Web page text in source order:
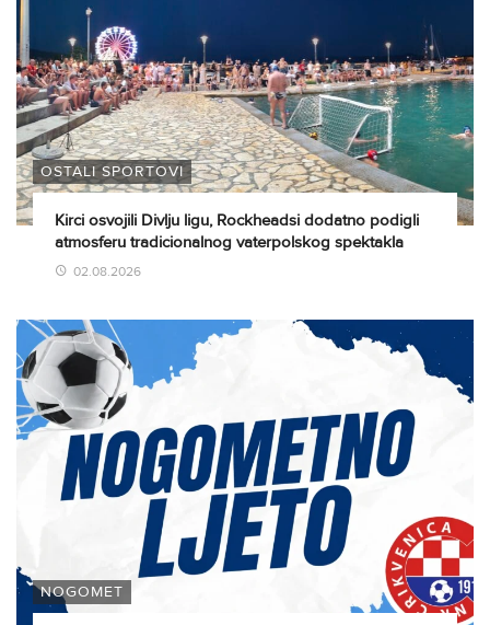
OSTALI SPORTOVI
Kirci osvojili Divlju ligu, Rockheadsi dodatno podigli
atmosferu tradicionalnog vaterpolskog spektakla
02.08.2026
NOGOMET